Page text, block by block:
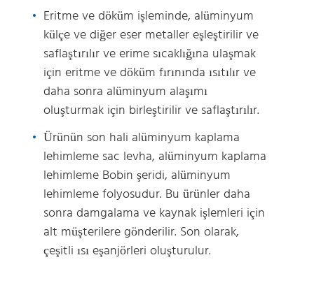
Eritme ve döküm işleminde, alüminyum
külçe ve diğer eser metaller eşleştirilir ve
saflaştırılır ve erime sıcaklığına ulaşmak
için eritme ve döküm fırınında ısıtılır ve
daha sonra alüminyum alaşımı
oluşturmak için birleştirilir ve saflaştırılır.
Ürünün son hali alüminyum kaplama
lehimleme sac levha, alüminyum kaplama
lehimleme Bobin şeridi, alüminyum
lehimleme folyosudur. Bu ürünler daha
sonra damgalama ve kaynak işlemleri için
alt müşterilere gönderilir. Son olarak,
çeşitli ısı eşanjörleri oluşturulur.